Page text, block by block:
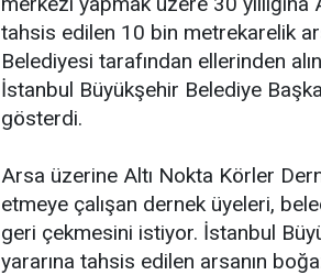
tahsis edilen 10 bin metrekarelik
Belediyesi tarafından ellerinden
İstanbul Büyükşehir Belediye
gösterdi.
Arsa üzerine Altı Nokta Körler
etmeye çalışan dernek üyeleri,
geri çekmesini istiyor. İstanbul
yararına tahsis edilen arsanın